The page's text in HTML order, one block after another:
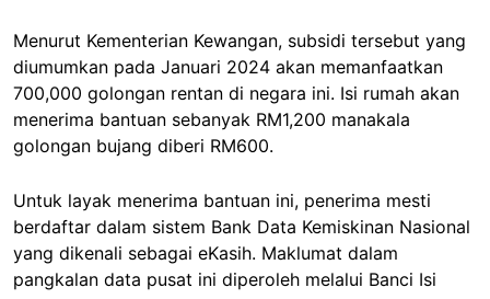
Menurut Kementerian Kewangan, subsidi tersebut yang
diumumkan pada Januari 2024 akan memanfaatkan
700,000 golongan rentan di negara ini. Isi rumah akan
menerima bantuan sebanyak RM1,200 manakala
golongan bujang diberi RM600.
Untuk layak menerima bantuan ini, penerima mesti
berdaftar dalam sistem Bank Data Kemiskinan Nasional
yang dikenali sebagai eKasih. Maklumat dalam
pangkalan data pusat ini diperoleh melalui Banci Isi